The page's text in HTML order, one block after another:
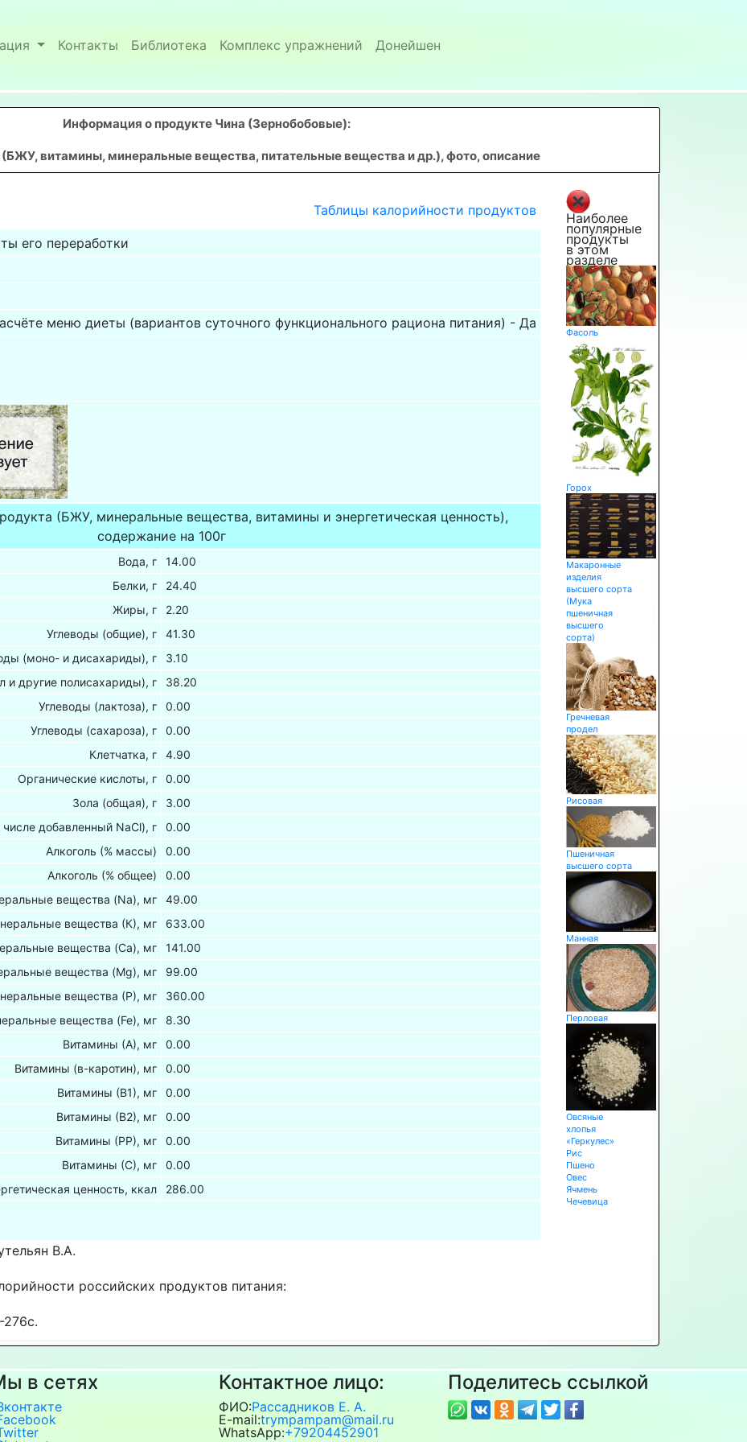
Контакты Библиотека Комплекс упражнений Донейшен
Информация о продукте Чина (Зернобобовые):
(БЖУ, витамины, минеральные вещества, питательные вещества и др.), фото, описание
Таблицы калорийности продуктов
его переработки
меню диеты (вариантов суточного функционального рациона питания) - Да
(БЖУ, минеральные вещества, витамины и энергетическая ценность),
содержание на 100г
Вода, г
14.00
Белки, г
24.40
Жиры, г
2.20
Углеводы (общие), г
41.30
(моно- и дисахариды), г
3.10
и другие полисахариды), г
38.20
Углеводы (лактоза), г
0.00
Углеводы (сахароза), г
0.00
Клетчатка, г
4.90
Органические кислоты, г
0.00
Зола (общая), г
3.00
добавленный NaCl), г
0.00
Алкоголь (% массы)
0.00
Алкоголь (% общее)
0.00
вещества (Na), мг
49.00
вещества (К), мг
633.00
вещества (Са), мг
141.00
вещества (Mg), мг
99.00
вещества (Р), мг
360.00
вещества (Fe), мг
8.30
Витамины (А), мг
0.00
Витамины (в-каротин), мг
0.00
Витамины (В1), мг
0.00
Витамины (В2), мг
0.00
Витамины (РР), мг
0.00
Витамины (С), мг
0.00
ценность, ккал
286.00
Наиболее
популярные
продукты
в этом
разделе
Фасоль
Горох
Макаронные
изделия
высшего сорта
(Мука
пшеничная
высшего
сорта)
Гречневая
продел
Рисовая
Пшеничная
высшего сорта
Манная
Перловая
Овсяные
хлопья
«Геркулес»
Рис
Пшено
Овес
Ячмень
Чечевица
В.А.
российских продуктов питания:
в сетях Контактное лицо:
ФИО:Рассадников Е. А.
E-mail:trympampam@mail.ru
WhatsApp:+79204452901
Поделитесь ссылкой